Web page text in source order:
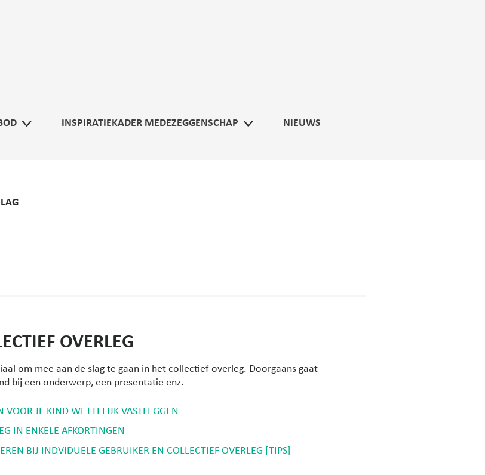
INSPIRATIEKADER MEDEZEGGENSCHAP
NIEUWS
OVERLEG
om mee aan de slag te gaan in het collectief overleg. Doorgaans gaat
bij een onderwerp, een presentatie enz.
VOOR JE KIND WETTELIJK VASTLEGGEN
IN ENKELE AFKORTINGEN
BIJ INDVIDUELE GEBRUIKER EN COLLECTIEF OVERLEG [TIPS]